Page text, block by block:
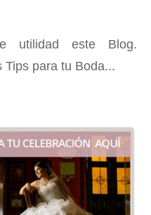
utilidad este Blog.
Tips para tu Boda...